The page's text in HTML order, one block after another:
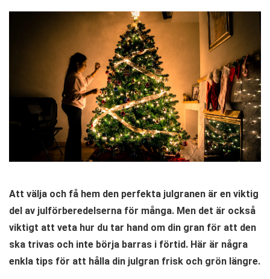
Att välja och få hem den perfekta julgranen är en viktig
del av julförberedelserna för många. Men det är också
viktigt att veta hur du tar hand om din gran för att den
ska trivas och inte börja barras i förtid. Här är några
enkla tips för att hålla din julgran frisk och grön längre.